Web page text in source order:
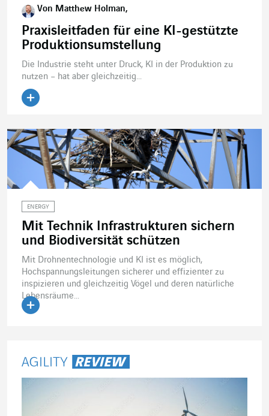
Von Matthew Holman,
Praxisleitfaden für eine KI-gestützte
Produktionsumstellung
Die Industrie steht unter Druck, KI in der Produktion zu
nutzen – hat aber gleichzeitig...
ENERGY
Mit Technik Infrastrukturen sichern
und Biodiversität schützen
Mit Drohnentechnologie und KI ist es möglich,
Hochspannungsleitungen sicherer und effizienter zu
inspizieren und gleichzeitig Vögel und deren natürliche
Lebensräume...